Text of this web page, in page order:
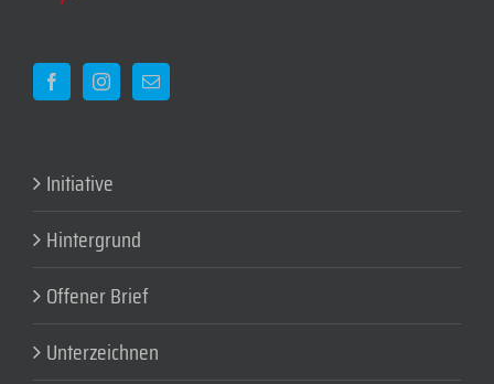
Initiative
Hintergrund
Offener Brief
Unterzeichnen